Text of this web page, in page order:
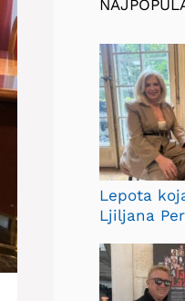
Lepota
Ljiljana